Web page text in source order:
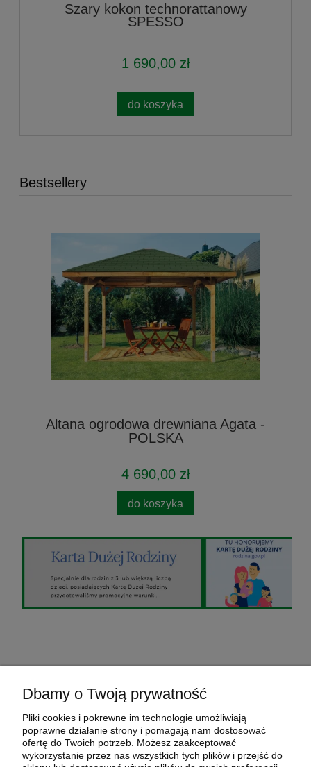
Szary kokon technorattanowy
SPESSO
1 690,00 zł
do koszyka
Bestsellery
Altana ogrodowa drewniana Agata -
POLSKA
4 690,00 zł
do koszyka
Moje konto
Dbamy o Twoją prywatność
Pliki cookies i pokrewne im technologie umożliwiają
poprawne działanie strony i pomagają nam dostosować
ofertę do Twoich potrzeb. Możesz zaakceptować
wykorzystanie przez nas wszystkich tych plików i przejść do